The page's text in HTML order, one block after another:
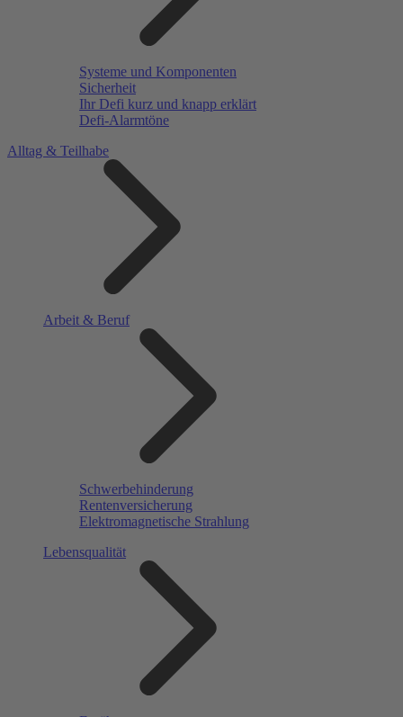
Systeme und Komponenten
Sicherheit
Ihr Defi kurz und knapp erklärt
Defi-Alarmtöne
Alltag & Teilhabe
Arbeit & Beruf
Schwerbehinderung
Rentenversicherung
Elektromagnetische Strahlung
Lebensqualität